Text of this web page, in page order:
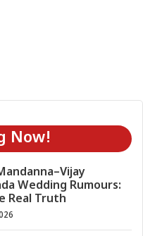
Now!
Wedding Rumours:
Real Truth